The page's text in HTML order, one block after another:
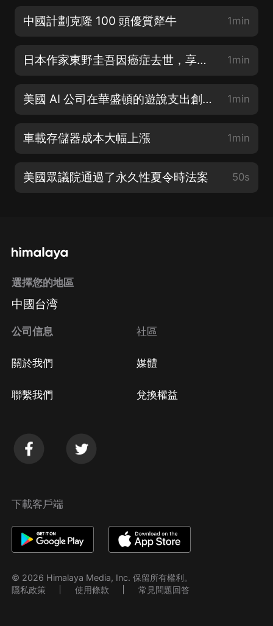
中國計劃克隆 100 頭優質犛牛 1min
日本作家東野圭吾因癌症去世，享年 68 歲 1min
美國 AI 公司在華盛頓的遊說支出創下記錄 1min
車載存儲器成本大幅上漲 1min
美國眾議院通過了永久性夏令時法案 50s
選擇您的地區
中國台湾
公司信息
關於我們
聯繫我們
社區
媒體
兌換權益
下載客戶端
© 2026 Himalaya Media, Inc. 保留所有權利。
隱私政策
使用條款 常見問題回答